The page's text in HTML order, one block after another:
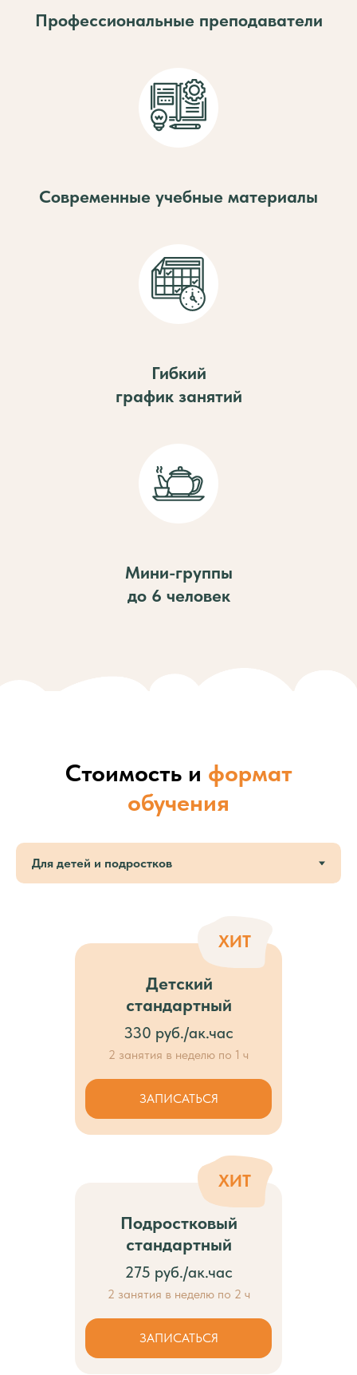
Профессиональные преподаватели
Современные учебные материалы
Гибкий
график занятий
Мини-группы
до 6 человек
Стоимость и формат
обучения
Детский
стандартный
2 занятия в неделю по 1 ч
330 руб./ак.час
ЗАПИСАТЬСЯ
Подростковый
стандартный
2 занятия в неделю по 2 ч
275 руб./ак.час
ЗАПИСАТЬСЯ
ХИТ
ХИТ